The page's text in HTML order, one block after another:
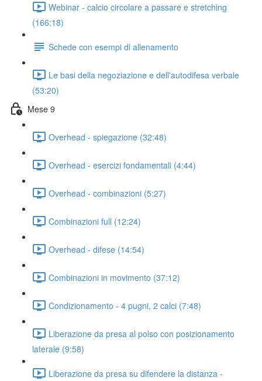
Webinar - calcio circolare a passare e stretching
(166:18)
Schede con esempi di allenamento
Le basi della negoziazione e dell'autodifesa verbale
(53:20)
Mese 9
Overhead - spiegazione (32:48)
Overhead - esercizi fondamentali (4:44)
Overhead - combinazioni (5:27)
Combinazioni full (12:24)
Overhead - difese (14:54)
Combinazioni in movimento (37:12)
Condizionamento - 4 pugni, 2 calci (7:48)
Liberazione da presa al polso con posizionamento
laterale (9:58)
Liberazione da presa su difendere la distanza -